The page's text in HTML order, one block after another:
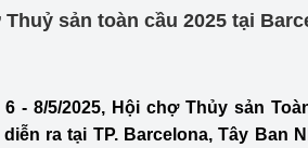
mại, Dịch vụ Việt
Hoạt động của Bộ
sản toàn cầu 2025 tại
- 8/5/2025, Hội chợ Thủy sản
diễn ra tại TP. Barcelona, Tây Ban